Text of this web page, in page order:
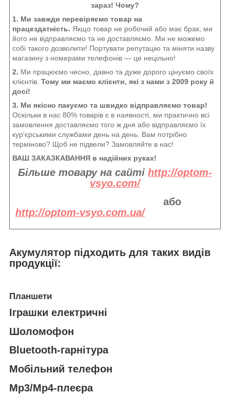
зараз! Чому?
1. Ми завжди перевіряємо товар на
працездатність. Якщо товар не робочий або має брак, ми
його не відправляємо та не доставляємо. Ми не можемо
собі такого дозволити! Портувати репутацію та міняти назву
магазину з номерами телефонів — це нецільно!
2. Ми працюємо чесно, давно та дуже дорого цінуємо своїх
клієнтів. Тому ми маємо клієнти, які з нами з 2009 року й
досі!
3. Ми якісно пакуємо та швидко відправляємо товар!
Оскільки в нас 80% товарів є в наявності, ми практично всі
замовлення доставляємо того ж дня або відправляємо їх
кур'єрськими службами день на день. Вам потрібно
терміново? Щоб не підвели? Замовляйте в нас!
ВАШ ЗАКАЗКАВАННЯ в надійних руках!
Більше товару на сайті http://optom-
vsyo.com/
або
http://optom-vsyo.com.ua/
Акумулятор підходить для таких видів
продукції:
Планшети
Іграшки електричні
Шоломофон
Bluetooth-гарнітура
Мобільний телефон
Mp3/Mp4-плеєра